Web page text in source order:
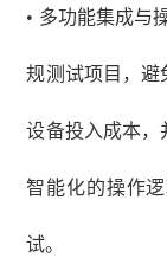
• 多功能集成与
规测试项目，避
设备投入成本，
智能化的操作
试。